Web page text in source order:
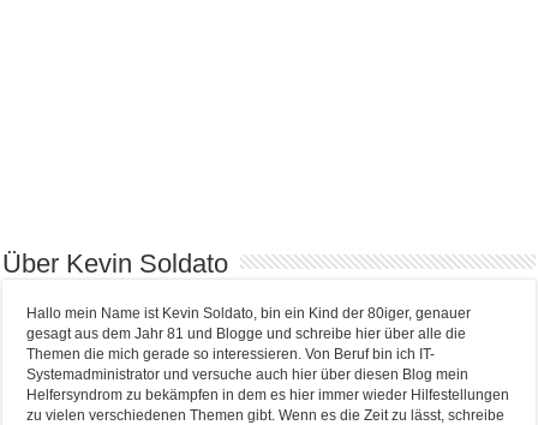
Über Kevin Soldato
Hallo mein Name ist Kevin Soldato, bin ein Kind der 80iger, genauer
gesagt aus dem Jahr 81 und Blogge und schreibe hier über alle die
Themen die mich gerade so interessieren. Von Beruf bin ich IT-
Systemadministrator und versuche auch hier über diesen Blog mein
Helfersyndrom zu bekämpfen in dem es hier immer wieder Hilfestellungen
zu vielen verschiedenen Themen gibt. Wenn es die Zeit zu lässt, schreibe